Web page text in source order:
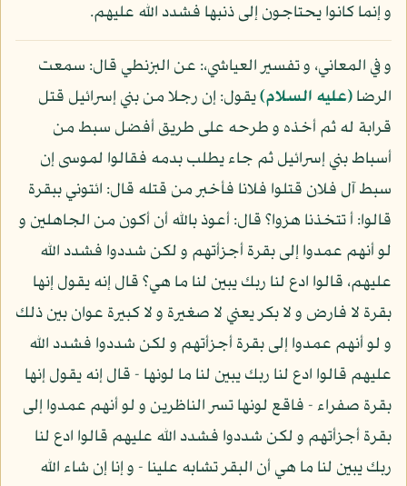
و إنما كانوا يحتاجون إلى ذنبها فشدد الله عليهم.
و في المعاني، و تفسير العياشي،: عن البزنطي قال: سمعت
الرضا(عليه السلام)يقول: إن رجلا من بني إسرائيل قتل
قرابة له ثم أخذه و طرحه على طريق أفضل سبط من
أسباط بني إسرائيل ثم جاء يطلب بدمه فقالوا لموسى إن
سبط آل فلان قتلوا فلانا فأخبر من قتله قال: ائتوني ببقرة
قالوا: أ تتخذنا هزوا؟ قال: أعوذ بالله أن أكون من الجاهلين و
لو أنهم عمدوا إلى بقرة أجزأتهم و لكن شددوا فشدد الله
عليهم، قالوا ادع لنا ربك يبين لنا ما هي؟ قال إنه يقول إنها
بقرة لا فارض و لا بكر يعني لا صغيرة و لا كبيرة عوان بين ذلك
و لو أنهم عمدوا إلى بقرة أجزأتهم و لكن شددوا فشدد الله
عليهم قالوا ادع لنا ربك يبين لنا ما لونها - قال إنه يقول إنها
بقرة صفراء - فاقع لونها تسر الناظرين و لو أنهم عمدوا إلى
بقرة أجزأتهم و لكن شددوا فشدد الله عليهم قالوا ادع لنا
ربك يبين لنا ما هي أن البقر تشابه علينا - و إنا إن شاء الله